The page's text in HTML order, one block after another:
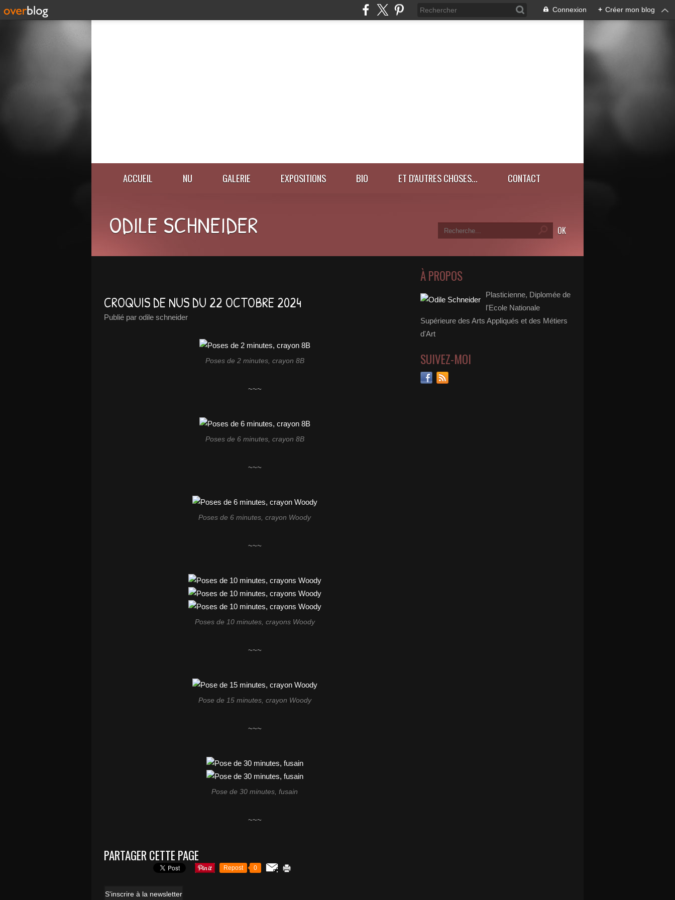
Connexion + Créer mon blog
ACCUEIL NU GALERIE EXPOSITIONS BIO ET D'AUTRES CHOSES... CONTACT
ODILE SCHNEIDER
CROQUIS DE NUS DU 22 OCTOBRE 2024
Publié par odile schneider
Poses de 2 minutes, crayon 8B
~~~
Poses de 6 minutes, crayon 8B
~~~
Poses de 6 minutes, crayon Woody
~~~
Poses de 10 minutes, crayons Woody
~~~
Pose de 15 minutes, crayon Woody
~~~
Pose de 30 minutes, fusain
~~~
PARTAGER CETTE PAGE
Repost 0
S'inscrire à la newsletter
À PROPOS
Plasticienne, Diplomée de
l'Ecole Nationale
Supérieure des Arts Appliqués et des Métiers
d'Art
SUIVEZ-MOI